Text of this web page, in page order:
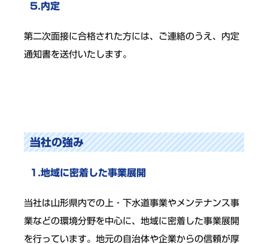
5.内定
第二次面接に合格された方には、ご連絡のうえ、内定
通知書を送付いたします。
当社の強み
1.地域に密着した事業展開
当社は山形県内での上・下水道事業やメンテナンス事
業などの環境分野を中心に、地域に密着した事業展開
を行っています。地元の自治体や企業からの信頼が厚